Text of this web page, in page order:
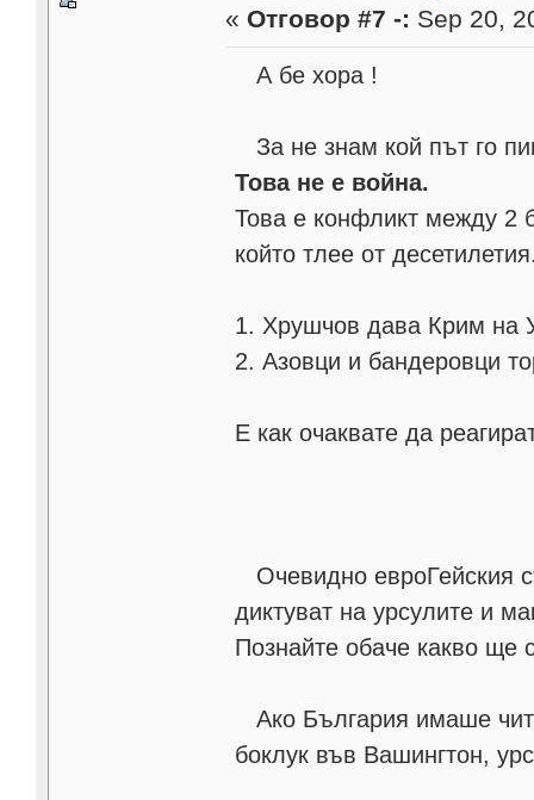
« Отговор #7 -: Sep 20,
А бе хора !
За не знам кой път го
Това не е война.
Това е конфликт между 2
който тлее от
1. Хрушчов дава Крим на
2. Азовци и бандеровци
Е как oчаквате да
Очевидно евроГейския
диктуват на урсулите и
Познайте обаче какво ще
Ако България имаше
боклук във Вашингтон,